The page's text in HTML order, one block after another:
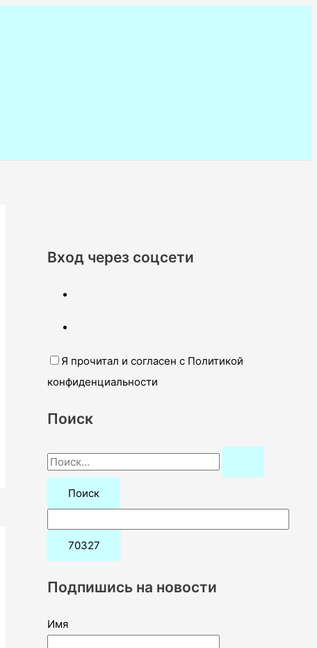
Вход через соцсети
Я прочитал и согласен с Политикой
конфиденциальности
Поиск
П
о
:
Подпишись на новости
Имя